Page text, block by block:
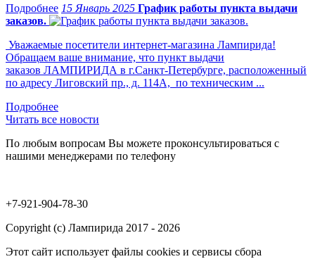
15 Январь 2025 График работы пункта выдачи
заказов.
Уважаемые посетители интернет-магазина Лампирида!
Обращаем ваше внимание, что пункт выдачи
заказов ЛАМПИРИДА в г.Санкт-Петербурге, расположенный
по адресу Лиговский пр., д. 114А, по техническим ...
Читать все новости
По любым вопросам Вы можете проконсультироваться с
нашими менеджерами по телефону
+7-921-904-78-30
Copyright (c) Лампирида 2017 - 2026
Этот сайт использует файлы cookies и сервисы сбора